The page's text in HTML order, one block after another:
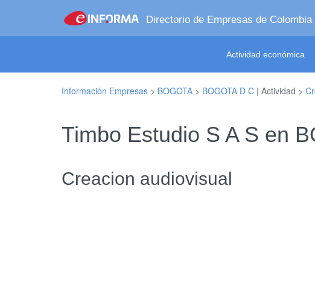
Directorio de Empresas de Colombia
Actividad económica
Información Empresas > BOGOTA > BOGOTA D C | Actividad >
Timbo Estudio S A S en
Creacion audiovisual